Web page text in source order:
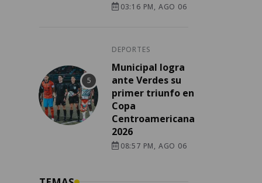
03:16 PM, AGO 06
DEPORTES
Municipal logra
ante Verdes su
primer triunfo en
Copa
Centroamericana
2026
08:57 PM, AGO 06